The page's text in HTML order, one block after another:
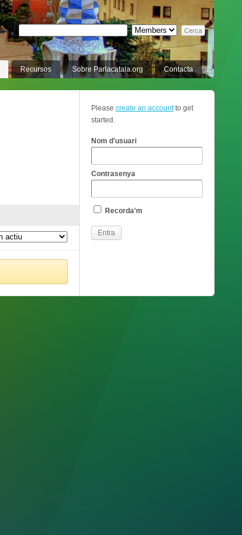
Recursos Sobre Parlacatala.org Contacta
Please create an accountto get
started.
Nom d'usuari
Contrasenya
Recorda'm